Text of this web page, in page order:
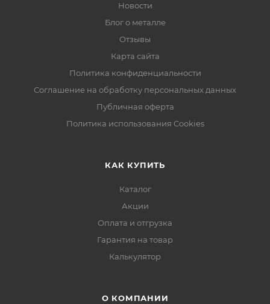
Новости
Блог о металле
Отзывы
Карта сайта
Политика конфиденциальности
Соглашение на обработку персональных данных
Публичная оферта
Политика использования Cookies
КАК КУПИТЬ
Каталог
Акции
Оплата и отгрузка
Гарантия на товар
Калькулятор
О КОМПАНИИ